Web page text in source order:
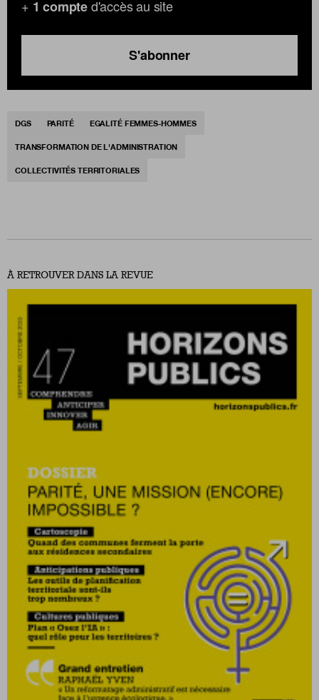
+ 1 compted'accès au site
S'abonner
DGS PARITÉ EGALITÉ FEMMES-HOMMES
TRANSFORMATION DE L'ADMINISTRATION
COLLECTIVITÉS TERRITORIALES
À RETROUVER DANS LA REVUE